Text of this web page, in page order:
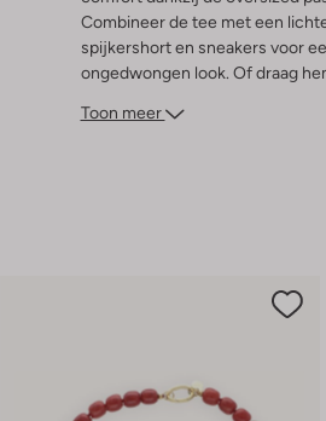
Combineer de tee met een
spijkershort en sneakers voor
ongedwongen look. Of draag
picknick in het park of een
Toon meer